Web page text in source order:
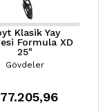
Klasik Yay
Formula XD
25"
Gövdeler